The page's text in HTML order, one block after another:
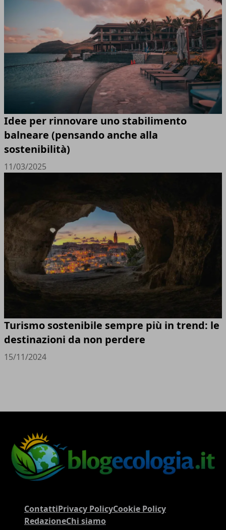
Idee per rinnovare uno stabilimento
balneare (pensando anche alla
sostenibilità)
11/03/2025
Turismo sostenibile sempre più in trend: le
destinazioni da non perdere
15/11/2024
ContattiPrivacy PolicyCookie Policy
RedazioneChi siamo